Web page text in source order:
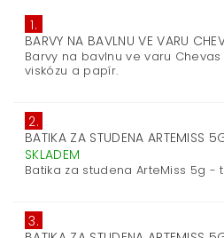
1.
BARVY NA BAVLNU VE VARU
Barvy na bavlnu ve varu
viskózu a papír.
2.
BATIKA ZA STUDENA ARTEMISS
SKLADEM
Batika za studena ArteMiss 5g -
3.